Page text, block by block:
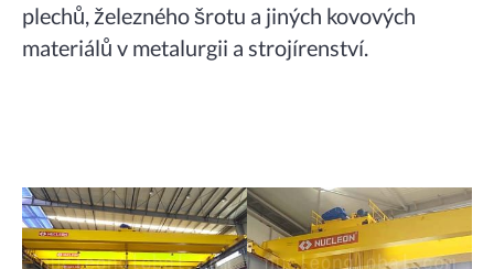
plechů, železného šrotu a jiných kovových
materiálů v metalurgii a strojírenství.